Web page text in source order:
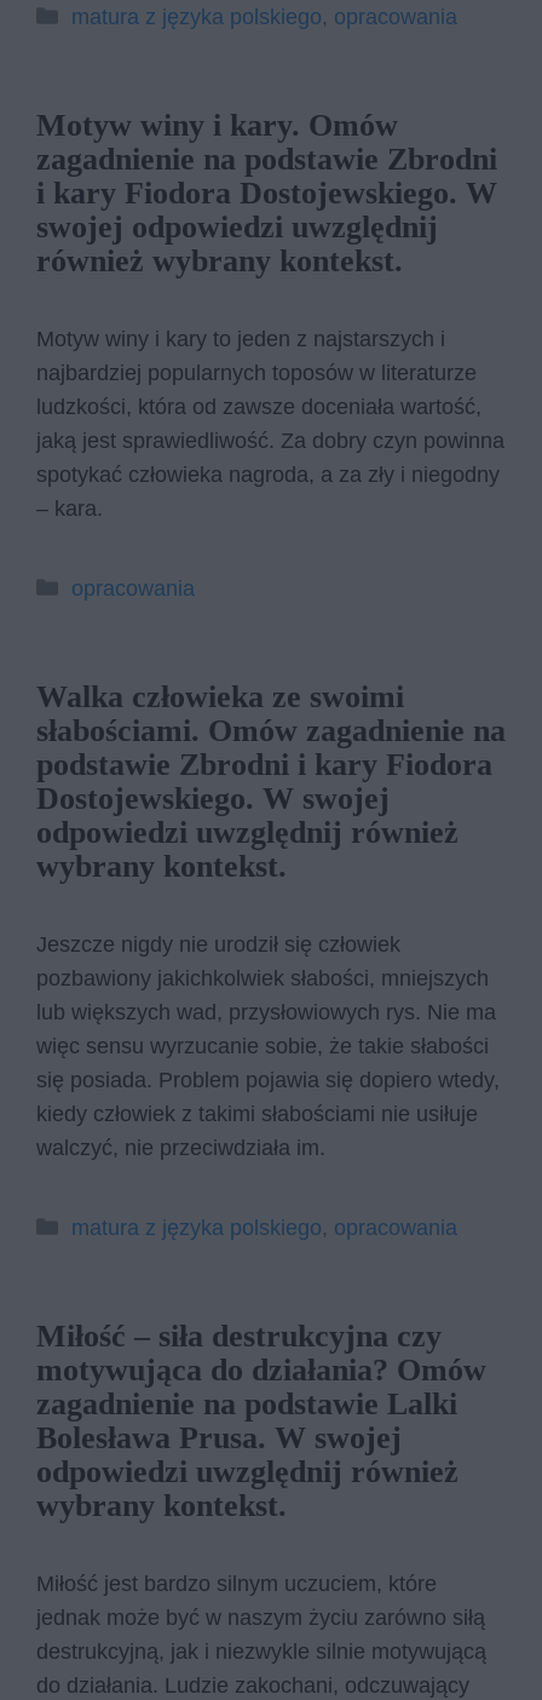
Kategorie
matura z języka polskiego, opracowania
Motyw winy i kary. Omów
zagadnienie na podstawie Zbrodni
i kary Fiodora Dostojewskiego. W
swojej odpowiedzi uwzględnij
również wybrany kontekst.
Motyw winy i kary to jeden z najstarszych i
najbardziej popularnych toposów w literaturze
ludzkości, która od zawsze doceniała wartość,
jaką jest sprawiedliwość. Za dobry czyn powinna
spotykać człowieka nagroda, a za zły i niegodny
– kara.
Kategorie
opracowania
Walka człowieka ze swoimi
słabościami. Omów zagadnienie na
podstawie Zbrodni i kary Fiodora
Dostojewskiego. W swojej
odpowiedzi uwzględnij również
wybrany kontekst.
Jeszcze nigdy nie urodził się człowiek
pozbawiony jakichkolwiek słabości, mniejszych
lub większych wad, przysłowiowych rys. Nie ma
więc sensu wyrzucanie sobie, że takie słabości
się posiada. Problem pojawia się dopiero wtedy,
kiedy człowiek z takimi słabościami nie usiłuje
walczyć, nie przeciwdziała im.
Kategorie
matura z języka polskiego, opracowania
Miłość – siła destrukcyjna czy
motywująca do działania? Omów
zagadnienie na podstawie Lalki
Bolesława Prusa. W swojej
odpowiedzi uwzględnij również
wybrany kontekst.
Miłość jest bardzo silnym uczuciem, które
jednak może być w naszym życiu zarówno siłą
destrukcyjną, jak i niezwykle silnie motywującą
do działania. Ludzie zakochani, odczuwający